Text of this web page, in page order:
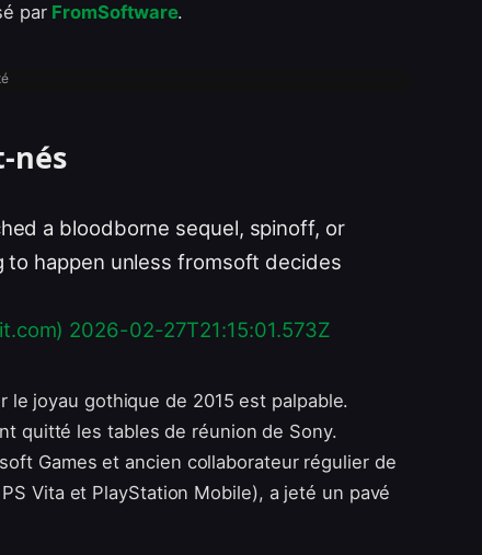
par FromSoftware.
nés
a bloodborne sequel, spinoff, or
to happen unless fromsoft decides
2026-02-27T21:15:01.573Z
le joyau gothique de 2015 est palpable.
quitté les tables de réunion de Sony.
Games et ancien collaborateur régulier de
Vita et PlayStation Mobile), a jeté un pavé